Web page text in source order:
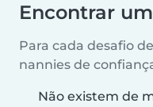
Encontrar
Para cada desafio
nannies de
Não existem de